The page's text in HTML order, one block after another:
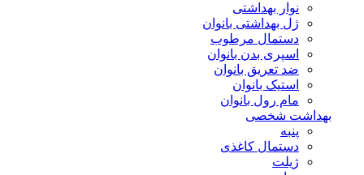
نوار بهداشتی
ژل بهداشتی بانوان
دستمال مرطوب
اسپری بدن بانوان
ضد تعریق بانوان
استیک بانوان
مام رول بانوان
بهداشت شخصی
پنبه
دستمال کاغذی
ژیلت